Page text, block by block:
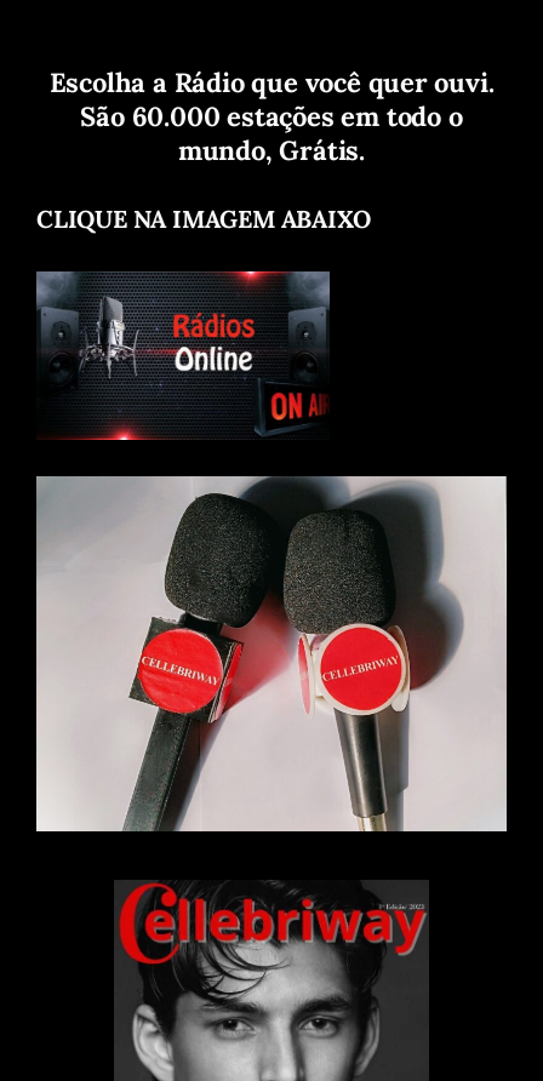
Escolha a Rádio que você quer ouvi.
São 60.000 estações em todo o
mundo, Grátis.
CLIQUE NA IMAGEM ABAIXO